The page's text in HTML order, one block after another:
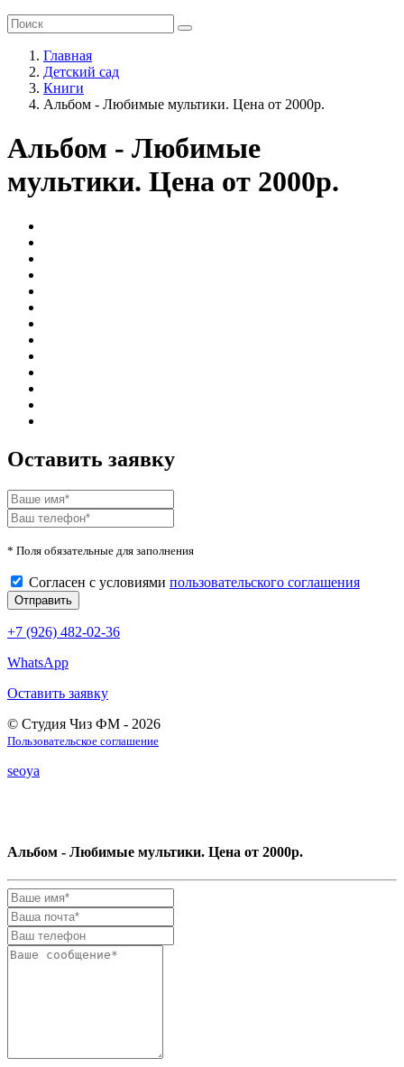
Главная
Детский сад
Книги
Альбом - Любимые мультики. Цена от 2000р.
Альбом - Любимые
мультики. Цена от 2000р.
Оставить заявку
* Поля обязательные для заполнения
Согласен с условиями пользовательского соглашения
+7 (926) 482-02-36
WhatsApp
Оставить заявку
© Студия Чиз ФМ - 2026
Пользовательское соглашение
seoya
Альбом - Любимые мультики. Цена от 2000р.